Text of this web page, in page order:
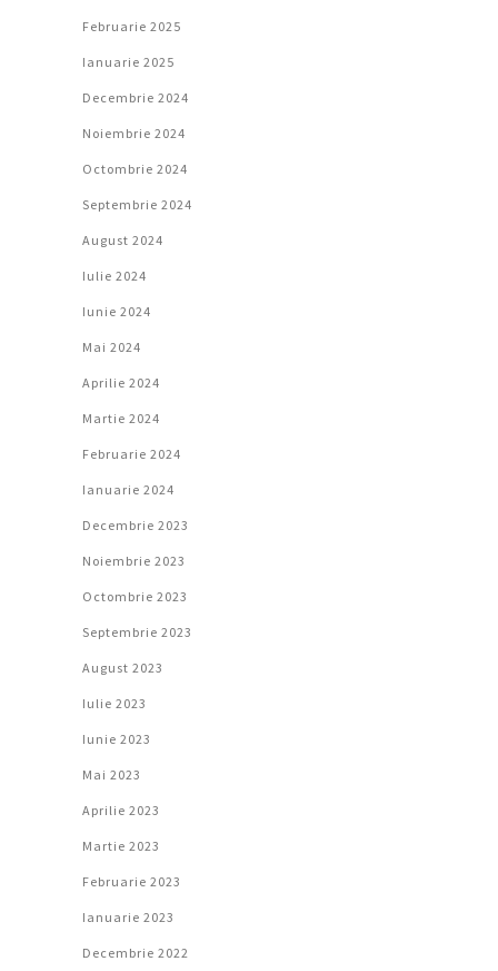
Februarie 2025
Ianuarie 2025
Decembrie 2024
Noiembrie 2024
Octombrie 2024
Septembrie 2024
August 2024
Iulie 2024
Iunie 2024
Mai 2024
Aprilie 2024
Martie 2024
Februarie 2024
Ianuarie 2024
Decembrie 2023
Noiembrie 2023
Octombrie 2023
Septembrie 2023
August 2023
Iulie 2023
Iunie 2023
Mai 2023
Aprilie 2023
Martie 2023
Februarie 2023
Ianuarie 2023
Decembrie 2022